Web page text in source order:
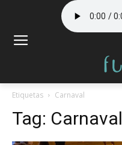
Etiquetas Carnaval
Tag: Carnaval